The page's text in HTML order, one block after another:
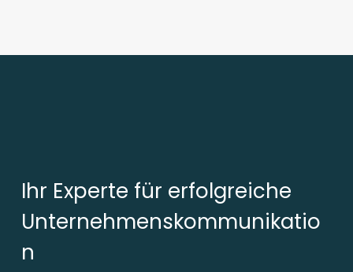
Ihr Experte für erfolgreiche
Unternehmenskommunikatio
n